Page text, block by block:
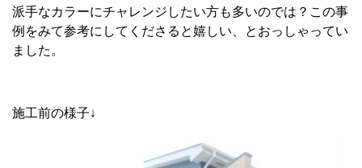
派手なカラーにチャレンジしたい方も多いのでは？この事
例をみて参考にしてくださると嬉しい、とおっしゃってい
ました。
施工前の様子↓